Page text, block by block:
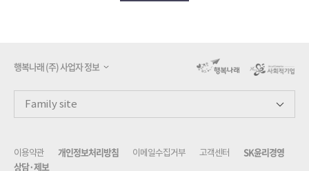
행복나래 (주) 사업자 정보
이용약관 개인정보처리방침 이메일수집거부 고객센터
SK윤리경영
상담·제보